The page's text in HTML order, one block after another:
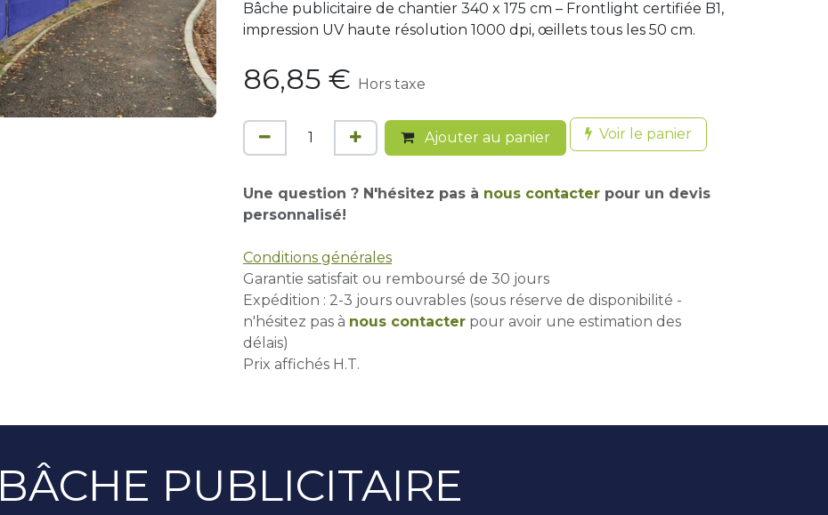
Bâche publicitaire de chantier 340 x 175 cm – Frontlight certifiée B1,
impression UV haute résolution 1000 dpi, œillets tous les 50 cm.
86,85 € Hors taxe
Ajouter au panier Voir le panier
Une question ? N'hésitez pas à nous contacter pour un devis
personnalisé!
Conditions générales
Garantie satisfait ou remboursé de 30 jours
Expédition : 2-3 jours ouvrables (sous réserve de disponibilité -
n'hésitez pas à nous contacter pour avoir une estimation des
délais)
Prix affichés H.T.
BÂCHE PUBLICITAIRE